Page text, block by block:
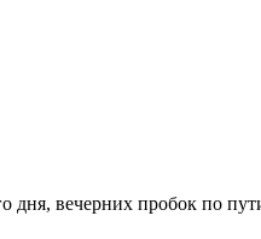
дня, вечерних пробок по